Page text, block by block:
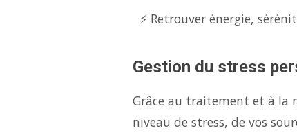
⚡ Retrouver énergie,
Gestion du stress
Grâce au traitement et à la
niveau de stress, de vos